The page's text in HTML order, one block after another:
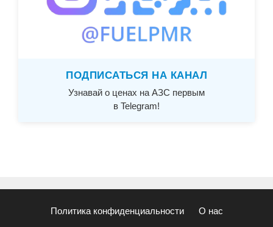
ПОДПИСАТЬСЯ НА КАНАЛ
Узнавай о ценах на АЗС первым
в Telegram!
Политика конфиденциальности О нас